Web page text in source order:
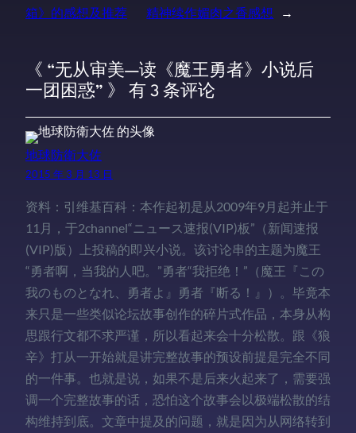
箱》的感想及推荐
精神续作媚肉之香感想
→
《 “无从审美—读《魔王勇者》小说后
一团困惑” 》 有 3 条评论
地球防衛大佐
2015 年 3 月 13 日
资料：引维基百科：本作起初是从2009年9月起并止于
11月，于2channel“ニュース速报(VIP)板”（新闻速报
(VIP)版）上投稿的即兴小说。该讨论串的主题为魔王
“勇者啊，当我的人吧。”勇者“我拒绝！”（魔王『この
我のものとなれ、勇者よ』勇者『断る！』）。毕竟本
来只是一些类似论坛故事创作的碎片式作品，本身从构
思跟行文都不求严谨，所以看起来会十分松散。跟《狼
辛》打从一开始就是讲完整故事的预设前提是完全不同
的一件事。也就是说，如果不是后来火起来了，需要强
调一个完整故事的话，恐怕这个故事会以极端松散的结
构维持到底。文章中提及的问题，就是因为从网络转到